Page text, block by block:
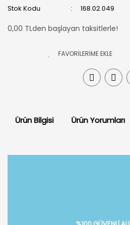
Stok Kodu
168.02.049
0,00 TLden başlayan taksitlerle!
Ürün Bilgisi Ürün Yorumları